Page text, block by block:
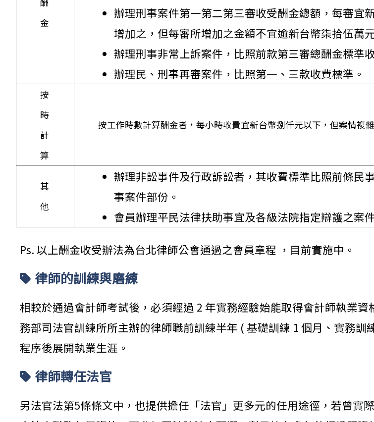
金
辦理刑事案件第一第二第三審收受酬金總額，每審宜
增加之，但每審所增加之金額不宜逾新台幣柒拾伍萬
辦理刑事非常上訴案件，比照前款第三審總酬金標準
辦理民、刑事再審案件，比照第一、三款收費標準。
按
時
計
算
按工作時數計算酬金者，每小時收費宜新台幣捌仟元以下，但案情複
其
他
辦理非訟事件及行政訴訟者，其收費標準比照前條民
事案件部份。
會員辦理平民法律扶助事宜及各級法院指定辯護之案
Ps. 以上酬金收受辦法為台北律師公會通過之會員章程 ，目前實施中。
律師的訓練與磨練
相較於通過會計師考試後，必須經過 2 年實務經驗始能取得會計師執業
務部司法官訓練所所主辦的律師職前訓練半年 ( 基礎訓練 1 個月、實務
程序後展開執業生涯。
律師轉任法官
另法官法第5條條文中，也提供擔任「法官」更多元的任用途徑，若曾實